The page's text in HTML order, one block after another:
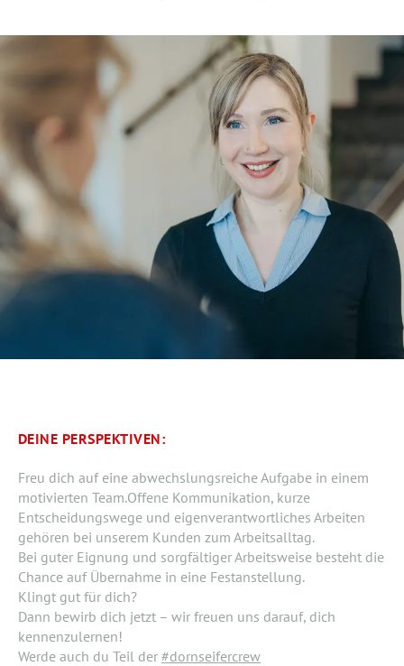
DEINE PERSPEKTIVEN:
Freu dich auf eine abwechslungsreiche Aufgabe in einem
motivierten Team.Offene Kommunikation, kurze
Entscheidungswege und eigenverantwortliches Arbeiten
gehören bei unserem Kunden zum Arbeitsalltag.
Bei guter Eignung und sorgfältiger Arbeitsweise besteht die
Chance auf Übernahme in eine Festanstellung.
Klingt gut für dich?
Dann bewirb dich jetzt – wir freuen uns darauf, dich
kennenzulernen!
Werde auch du Teil der #dornseifercrew